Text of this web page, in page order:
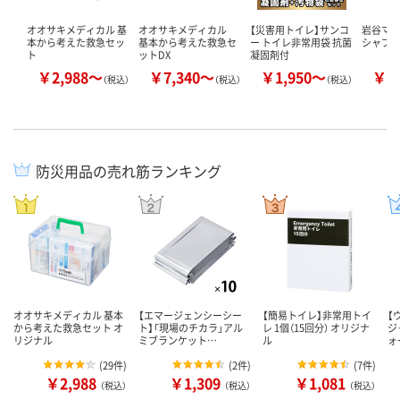
オオサキメディカル 基
本から考えた救急セッ
ト
￥2,988～（税込）
オオサキメディカル
基本から考えた救急セ
ットDX
￥7,340～（税込）
【災害用トイレ】サンコ
ー トイレ非常用袋 抗菌
凝固剤付
￥1,950～（税込）
岩谷マ
シャブ
￥
防災用品の売れ筋ランキング
オオサキメディカル 基本
から考えた救急セット オ
リジナル
(29件)
￥2,988 （税込）
【エマージェンシーシー
ト】「現場のチカラ」アル
ミブランケット…
(2件)
￥1,309 （税込）
【簡易トイレ】非常用トイ
レ 1個（15回分） オリジナ
ル
(7件)
￥1,081 （税込）